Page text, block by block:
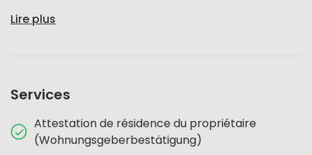
Lire plus
Services
Attestation de résidence du propriétaire
(Wohnungsgeberbestätigung)